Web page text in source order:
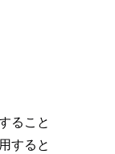
ること
すると